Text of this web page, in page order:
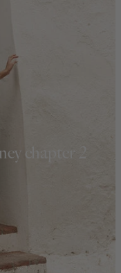
chapter 2